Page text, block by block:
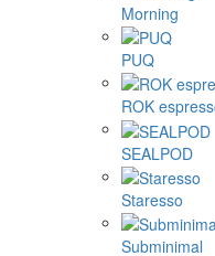
Morning
PUQ
ROK
SEALPOD
Staresso
Subminimal